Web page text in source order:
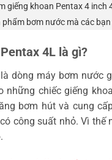
giếng khoan Pentax 4 inch
bơm nước mà các
4L là gì?
dòng máy bơm nước
chiếc giếng
bơm hút và cung
công suất nhỏ. Vì